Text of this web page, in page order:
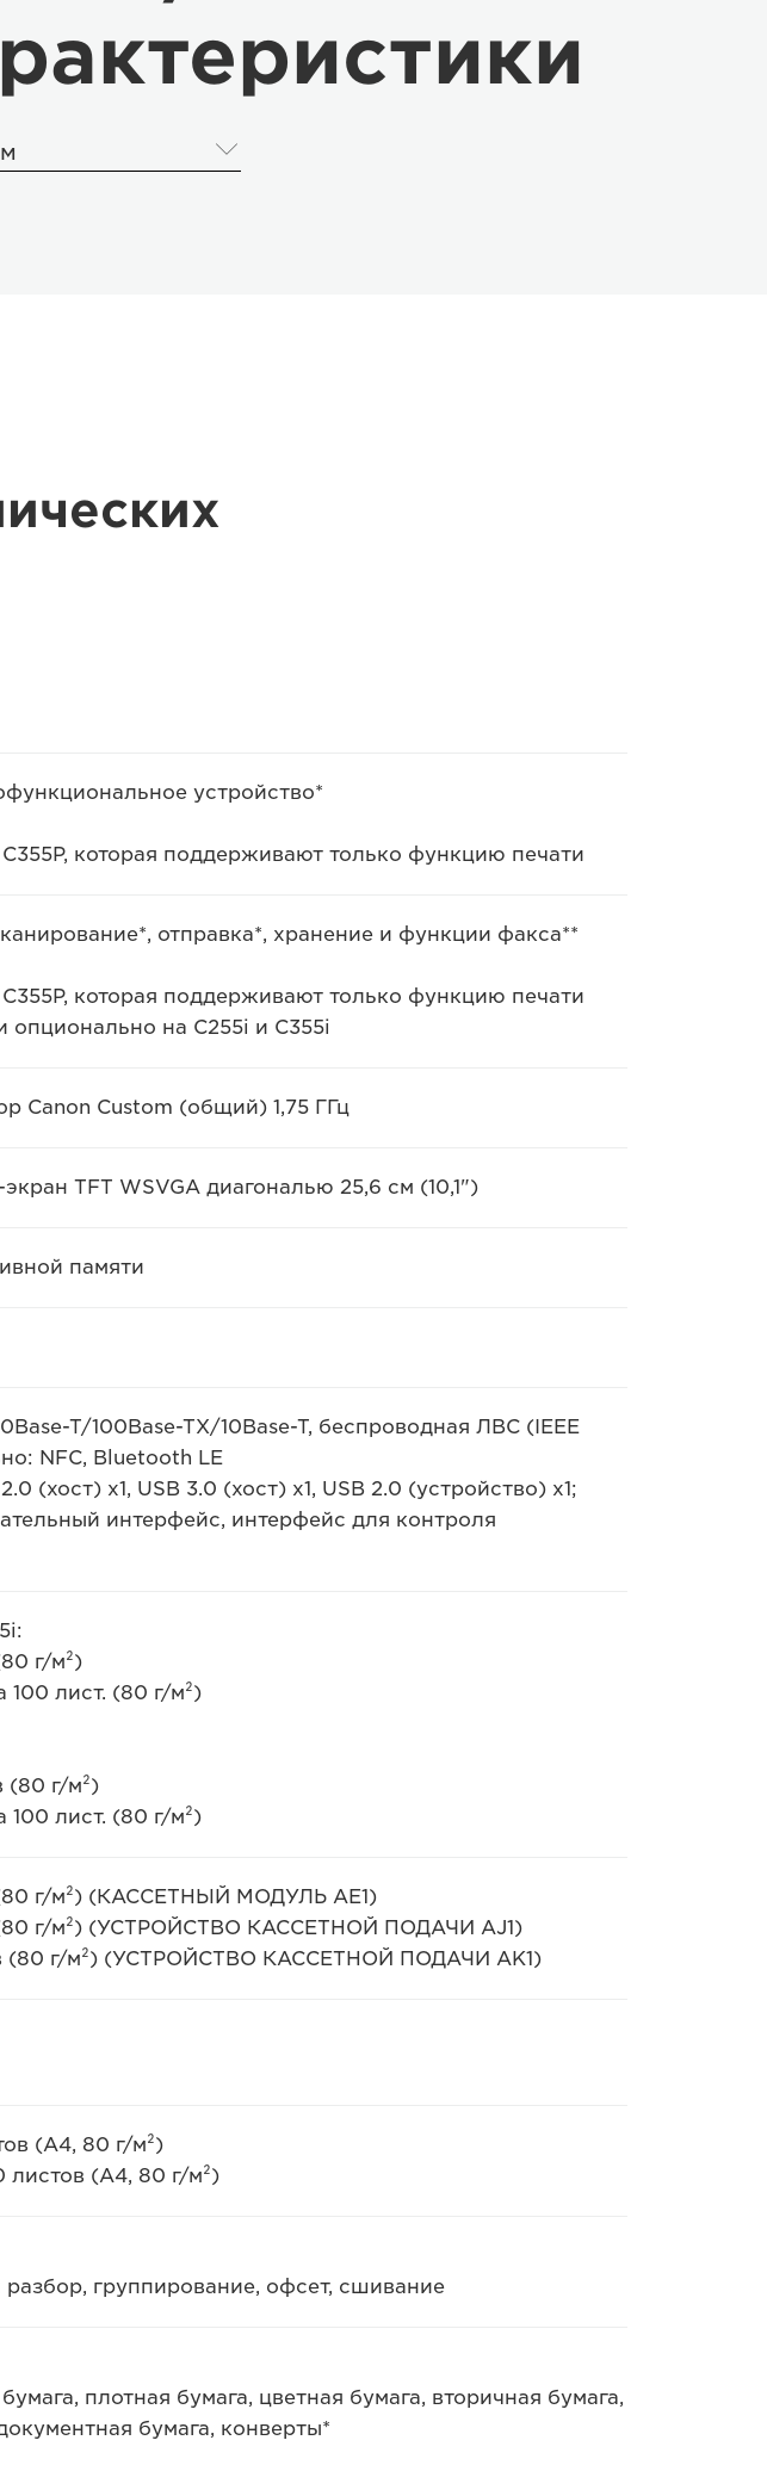
устройство*
которая поддерживают только функцию печати
отправка*, хранение и функции факса**
которая поддерживают только функцию печати
опционально на C255i и C355i
Canon Custom (общий) 1,75 ГГц
TFT WSVGA диагональю 25,6 см (10,1")
памяти
T/100Base-TX/10Base-T, беспроводная ЛВС (IEEE
NFC, Bluetooth LE
(хост) x1, USB 3.0 (хост) x1, USB 2.0 (устройство) x1;
интерфейс, интерфейс для контроля
г/м²)
100 лист. (80 г/м²)
(80 г/м²)
100 лист. (80 г/м²)
г/м²) (КАССЕТНЫЙ МОДУЛЬ AE1)
(80 г/м²) (УСТРОЙСТВО КАССЕТНОЙ ПОДАЧИ AJ1)
(80 г/м²) (УСТРОЙСТВО КАССЕТНОЙ ПОДАЧИ AK1)
(A4, 80 г/м²)
(A4, 80 г/м²)
группирование, офсет, сшивание
плотная бумага, цветная бумага, вторичная бумага,
бумага, конверты*